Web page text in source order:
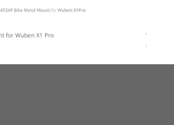
for Wuben X1 Pro Wuben
ราคา
฿95.00